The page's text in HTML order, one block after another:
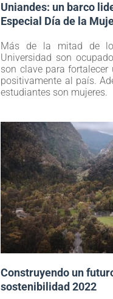
Uniandes: un barco
Especial Día de la
Más de la mitad de
Universidad son
son clave para
positivamente al país.
estudiantes son mujeres.
Construyendo un
sostenibilidad 2022